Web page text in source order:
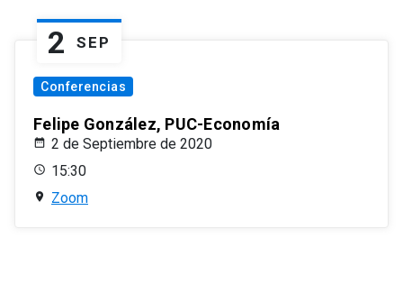
2 SEP
Conferencias
Felipe González, PUC-Economía
2 de Septiembre de 2020
15:30
Zoom